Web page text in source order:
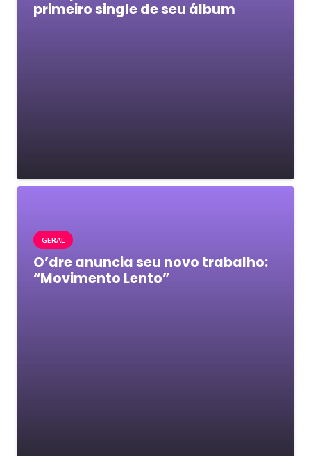
primeiro single de seu álbum
GERAL
O’dre anuncia seu novo trabalho:
“Movimento Lento”